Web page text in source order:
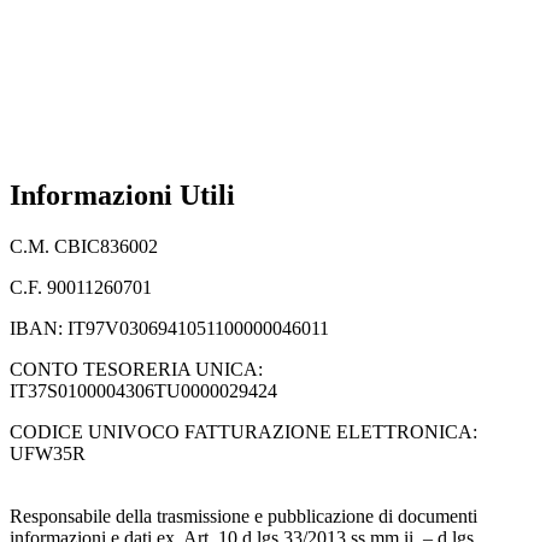
Informazioni Utili
C.M. CBIC836002
C.F. 90011260701
IBAN: IT97V0306941051100000046011
CONTO TESORERIA UNICA:
IT37S0100004306TU0000029424
CODICE UNIVOCO FATTURAZIONE ELETTRONICA:
UFW35R
Responsabile della trasmissione e pubblicazione di documenti
informazioni e dati ex. Art. 10 d.lgs 33/2013 ss.mm.ii. – d.lgs